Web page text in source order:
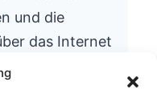
und die
das Internet
Gründen